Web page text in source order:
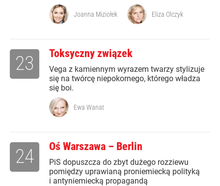
Joanna Miziołek Eliza Olczyk
Toksyczny związek
Vega z kamiennym wyrazem twarzy stylizuje
się na twórcę niepokornego, którego władza
się boi.
23
Ewa Wanat
Oś Warszawa – Berlin
PiS dopuszcza do zbyt dużego rozziewu
pomiędzy uprawianą proniemiecką polityką
i antyniemiecką propagandą
24